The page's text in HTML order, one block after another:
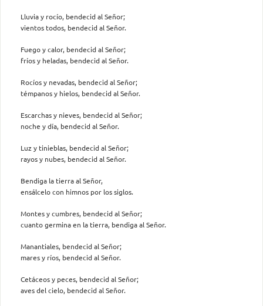
Lluvia y rocío, bendecid al Señor;
vientos todos, bendecid al Señor.
Fuego y calor, bendecid al Señor;
fríos y heladas, bendecid al Señor.
Rocíos y nevadas, bendecid al Señor;
témpanos y hielos, bendecid al Señor.
Escarchas y nieves, bendecid al Señor;
noche y día, bendecid al Señor.
Luz y tinieblas, bendecid al Señor;
rayos y nubes, bendecid al Señor.
Bendiga la tierra al Señor,
ensálcelo con himnos por los siglos.
Montes y cumbres, bendecid al Señor;
cuanto germina en la tierra, bendiga al Señor.
Manantiales, bendecid al Señor;
mares y ríos, bendecid al Señor.
Cetáceos y peces, bendecid al Señor;
aves del cielo, bendecid al Señor.